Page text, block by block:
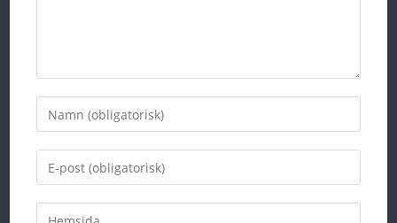
Enter
your
name
or
username
Enter
your
email
Enter